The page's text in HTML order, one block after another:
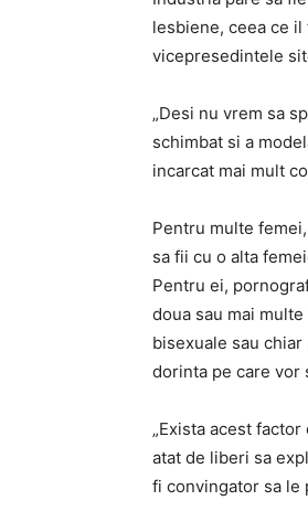
lesbiene, ceea ce
vicepresedintele
„Desi nu vrem sa
schimbat si a
incarcat mai mult
Pentru multe
sa fii cu o alta
Pentru ei,
doua sau mai
bisexuale sau
dorinta pe care vor
„Exista acest
atat de liberi sa
fi convingator sa le